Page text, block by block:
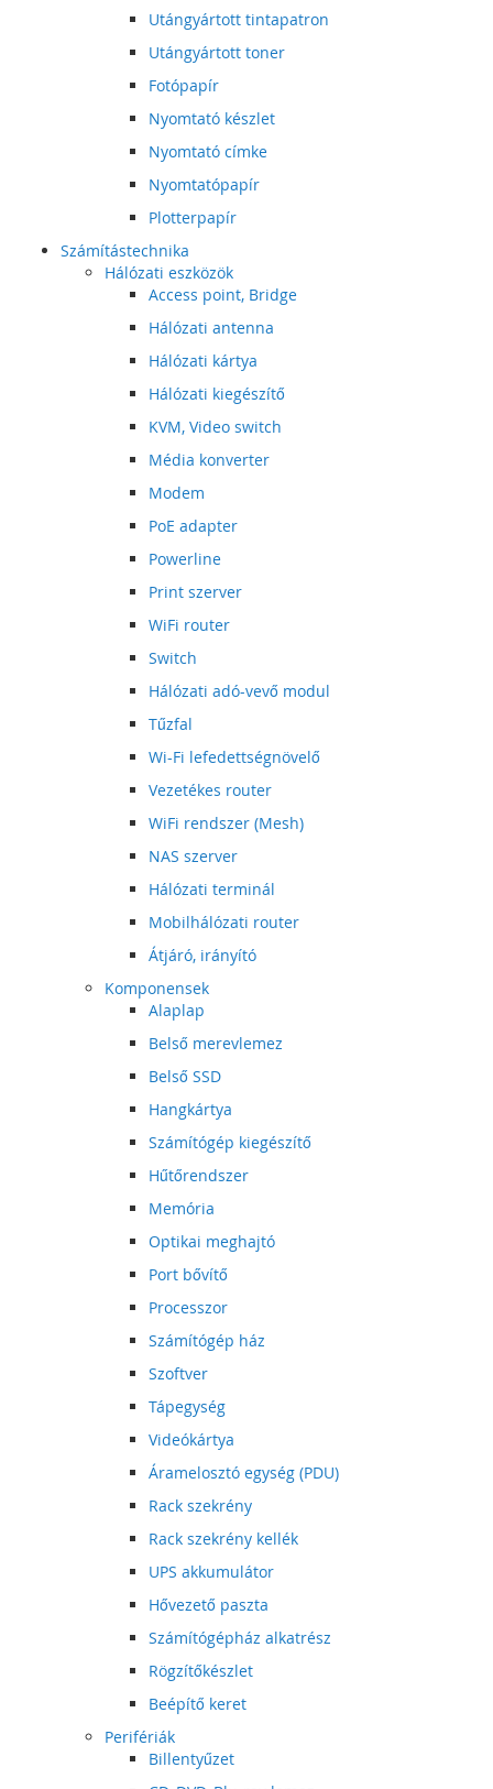
Utángyártott tintapatron
Utángyártott toner
Fotópapír
Nyomtató készlet
Nyomtató címke
Nyomtatópapír
Plotterpapír
Számítástechnika
Hálózati eszközök
Access point, Bridge
Hálózati antenna
Hálózati kártya
Hálózati kiegészítő
KVM, Video switch
Média konverter
Modem
PoE adapter
Powerline
Print szerver
WiFi router
Switch
Hálózati adó-vevő modul
Tűzfal
Wi-Fi lefedettségnövelő
Vezetékes router
WiFi rendszer (Mesh)
NAS szerver
Hálózati terminál
Mobilhálózati router
Átjáró, irányító
Komponensek
Alaplap
Belső merevlemez
Belső SSD
Hangkártya
Számítógép kiegészítő
Hűtőrendszer
Memória
Optikai meghajtó
Port bővítő
Processzor
Számítógép ház
Szoftver
Tápegység
Videókártya
Áramelosztó egység (PDU)
Rack szekrény
Rack szekrény kellék
UPS akkumulátor
Hővezető paszta
Számítógépház alkatrész
Rögzítőkészlet
Beépítő keret
Perifériák
Billentyűzet